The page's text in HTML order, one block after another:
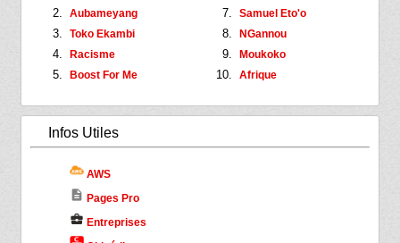
Aubameyang
Toko Ekambi
Racisme
Boost For Me
Samuel Eto'o
NGannou
Moukoko
Afrique
Infos Utiles
AWS
description Pages Pro
business_center Entreprises